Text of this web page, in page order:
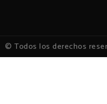
© Todos los derechos